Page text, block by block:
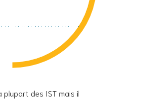
des IST mais il